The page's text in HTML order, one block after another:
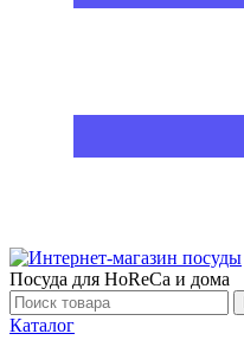
Посуда для HoReCa и дома
Каталог